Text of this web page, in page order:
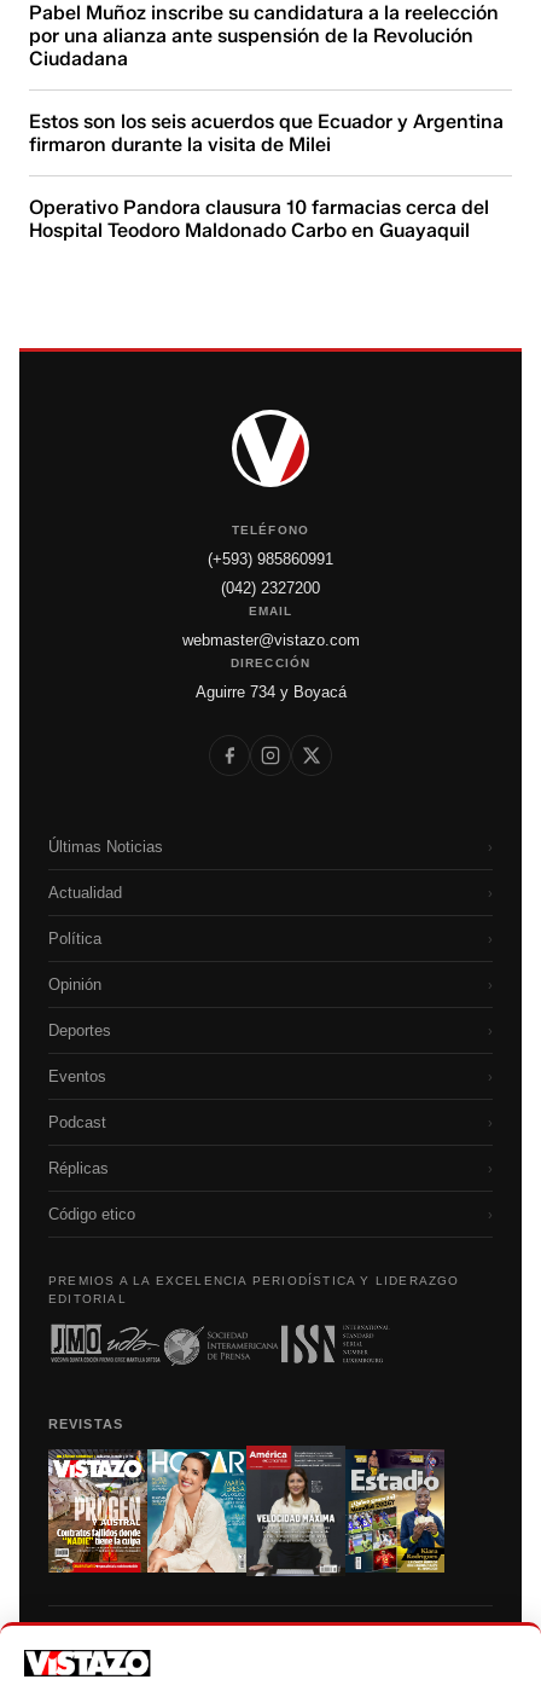
Pabel Muñoz inscribe su candidatura a la reelección
por una alianza ante suspensión de la Revolución
Ciudadana
Estos son los seis acuerdos que Ecuador y Argentina
firmaron durante la visita de Milei
Operativo Pandora clausura 10 farmacias cerca del
Hospital Teodoro Maldonado Carbo en Guayaquil
TELÉFONO
(+593) 985860991
(042) 2327200
EMAIL
webmaster@vistazo.com
DIRECCIÓN
Aguirre 734 y Boyacá
Últimas Noticias ›
Actualidad ›
Política ›
Opinión ›
Deportes ›
Eventos ›
Podcast ›
Réplicas ›
Código etico ›
PREMIOS A LA EXCELENCIA PERIODÍSTICA Y LIDERAZGO
EDITORIAL
REVISTAS
autorización escrita de su titular, de todos los contenidos de Vistazo.com.